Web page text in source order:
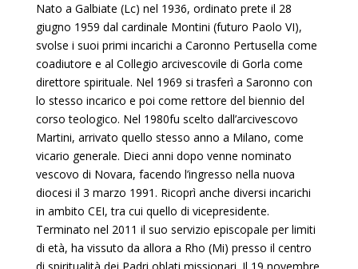
Nato a Galbiate (Lc) nel 1936, ordinato prete il 28
giugno 1959 dal cardinale Montini (futuro Paolo VI),
svolse i suoi primi incarichi a Caronno Pertusella come
coadiutore e al Collegio arcivescovile di Gorla come
direttore spirituale. Nel 1969 si trasferì a Saronno con
lo stesso incarico e poi come rettore del biennio del
corso teologico. Nel 1980fu scelto dall’arcivescovo
Martini, arrivato quello stesso anno a Milano, come
vicario generale. Dieci anni dopo venne nominato
vescovo di Novara, facendo l’ingresso nella nuova
diocesi il 3 marzo 1991. Ricoprì anche diversi incarichi
in ambito CEI, tra cui quello di vicepresidente.
Terminato nel 2011 il suo servizio episcopale per limiti
di età, ha vissuto da allora a Rho (Mi) presso il centro